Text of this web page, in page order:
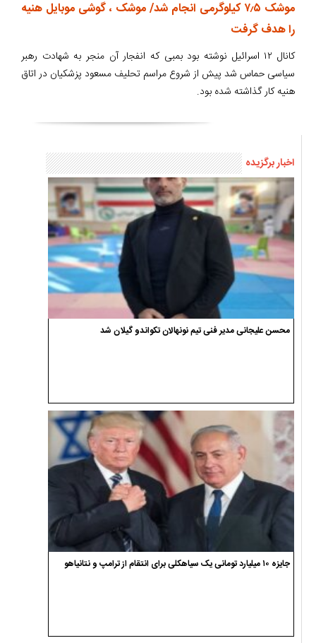
موشک ۷٫۵ کیلوگرمی انجام شد/ موشک ، گوشی موبایل هنیه
را هدف گرفت
کانال ۱۲ اسرائیل نوشته بود بمبی که انفجار آن منجر به شهادت رهبر
سیاسی حماس شد پیش از شروع مراسم تحلیف مسعود پزشکیان در اتاق
هنیه کار گذاشته شده بود.
اخبار برگزیده
محسن علیجانی مدیر فنی تیم نونهالان تکواندو گیلان شد
جایزه ۱۰ میلیارد تومانی یک سیاهکلی برای انتقام از ترامپ و نتانیاهو